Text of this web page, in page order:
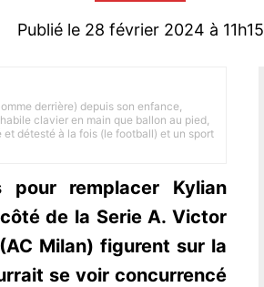
Publié le 28 février 2024 à 11h15
derrière) depuis son enfance,
clavier en main que ballon au pied,
détesté à la fois (le football) et un sport
pour remplacer Kylian
de la Serie A. Victor
Milan) figurent sur la
se voir concurrencé